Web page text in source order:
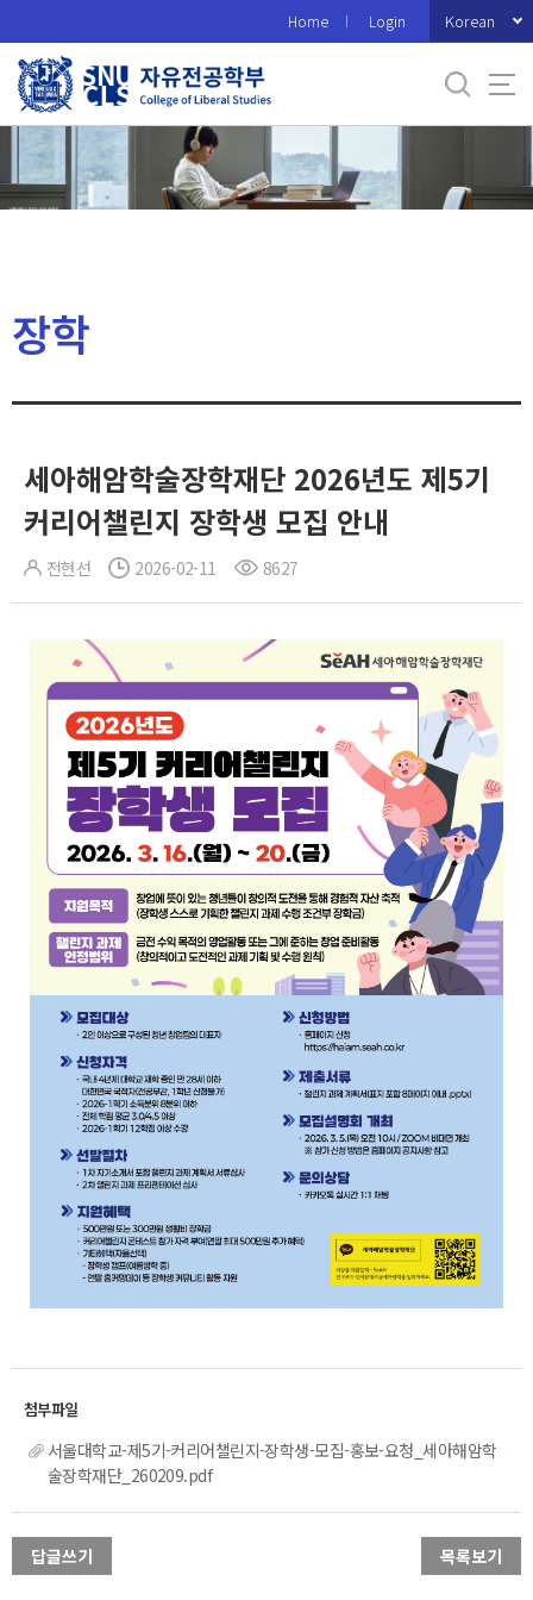
로
메
Home Login Korean
장학
세아해암학술장학재단 2026년도 제5기
커리어챌린지 장학생 모집 안내
전현선 2026-02-11 8627
서울대학교-제5기-커리어챌린지-장학생-모집-홍보-요청_세아해암학
술장학재단_260209.pdf
답글쓰기 목록보기